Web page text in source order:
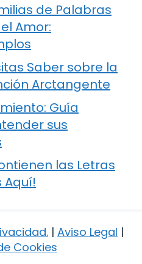
de Palabras
Amor:
Saber sobre la
Arctangente
Guía
sus
las Letras
Aquí!
. | Aviso Legal |
Cookies